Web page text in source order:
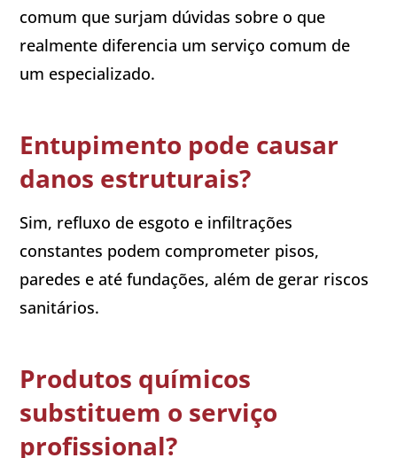
comum que surjam dúvidas sobre o que
realmente diferencia um serviço comum de
um especializado.
Entupimento pode causar
danos estruturais?
Sim, refluxo de esgoto e infiltrações
constantes podem comprometer pisos,
paredes e até fundações, além de gerar riscos
sanitários.
Produtos químicos
substituem o serviço
profissional?